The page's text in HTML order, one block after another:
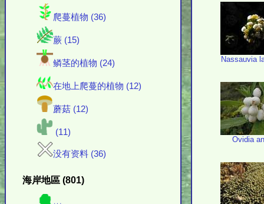
爬蔓植物 (36)
蕨 (15)
鳞茎的植物 (24)
在地上爬蔓的植物 (12)
蘑菇 (12)
(11)
没有资料 (36)
海岸地區 (801)
Nassauvia
Ovidia